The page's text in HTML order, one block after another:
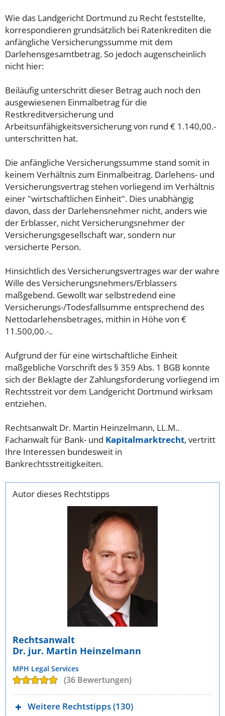
Wie das Landgericht Dortmund zu Recht feststellte,
korrespondieren grundsätzlich bei Ratenkrediten die
anfängliche Versicherungssumme mit dem
Darlehensgesamtbetrag. So jedoch augenscheinlich
nicht hier:
Beiläufig unterschritt dieser Betrag auch noch den
ausgewiesenen Einmalbetrag für die
Restkreditversicherung und
Arbeitsunfähigkeitsversicherung von rund € 1.140,00.-
unterschritten hat.
Die anfängliche Versicherungssumme stand somit in
keinem Verhältnis zum Einmalbeitrag. Darlehens- und
Versicherungsvertrag stehen vorliegend im Verhältnis
einer "wirtschaftlichen Einheit". Dies unabhängig
davon, dass der Darlehensnehmer nicht, anders wie
der Erblasser, nicht Versicherungsnehmer der
Versicherungsgesellschaft war, sondern nur
versicherte Person.
Hinsichtlich des Versicherungsvertrages war der wahre
Wille des Versicherungsnehmers/Erblassers
maßgebend. Gewollt war selbstredend eine
Versicherungs-/Todesfallsumme entsprechend des
Nettodarlehensbetrages, mithin in Höhe von €
11.500,00.-..
Aufgrund der für eine wirtschaftliche Einheit
maßgebliche Vorschrift des § 359 Abs. 1 BGB konnte
sich der Beklagte der Zahlungsforderung vorliegend im
Rechtsstreit vor dem Landgericht Dortmund wirksam
entziehen.
Rechtsanwalt Dr. Martin Heinzelmann, LL.M..
Fachanwalt für Bank- und Kapitalmarktrecht, vertritt
Ihre Interessen bundesweit in
Bankrechtsstreitigkeiten.
Autor dieses Rechtstipps
Rechtsanwalt
Dr. jur. Martin Heinzelmann
MPH Legal Services
(36 Bewertungen)
Weitere Rechtstipps (130)